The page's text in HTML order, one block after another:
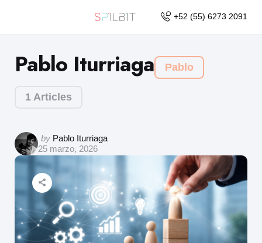
+52 (55) 6273 2091
1 Articles
Pablo Iturriaga Pablo
by Pablo Iturriaga
25 marzo, 2026